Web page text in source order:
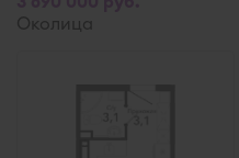
Околица